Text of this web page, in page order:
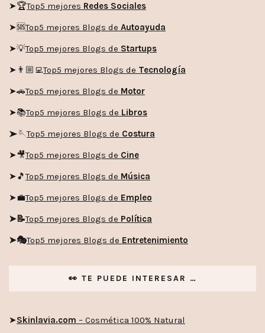
➤🏆Top5 mejores Redes Sociales
➤🆘Top5 mejores Blogs de Autoayuda
➤💡Top5 mejores Blogs de Startups
➤👨🏼‍💻Top5 mejores Blogs de Tecnología
➤🚗Top5 mejores Blogs de Motor
➤📚Top5 mejores Blogs de Libros
➤🪡Top5 mejores Blogs de Costura
➤🎥Top5 mejores Blogs de Cine
➤🎵Top5 mejores Blogs de Música
➤💼Top5 mejores Blogs de Empleo
➤📝Top5 mejores Blogs de Política
➤🎭Top5 mejores Blogs de Entretenimiento
👀 TE PUEDE INTERESAR …
➤Skinlavia.com – Cosmética 100% Natural